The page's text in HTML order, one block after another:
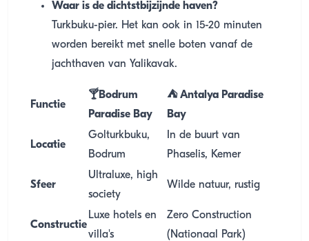
Waar is de dichtstbijzijnde haven?
Turkbuku-pier. Het kan ook in 15-20 minuten
worden bereikt met snelle boten vanaf de
jachthaven van Yalikavak.
Functie
🍸Bodrum
Paradise Bay
⛺ Antalya Paradise
Bay
Locatie
Golturkbuku,
Bodrum
In de buurt van
Phaselis, Kemer
Sfeer
Ultraluxe, high
society
Wilde natuur, rustig
Constructie
Luxe hotels en
villa's
Zero Construction
(Nationaal Park)